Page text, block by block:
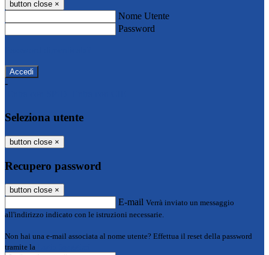
button close ×
Nome Utente
Password
-
Seleziona utente
button close ×
Recupero password
button close ×
E-mail Verrà inviato un messaggio
all'indirizzo indicato con le istruzioni necessarie.
Non hai una e-mail associata al nome utente? Effettua il reset della password
tramite la